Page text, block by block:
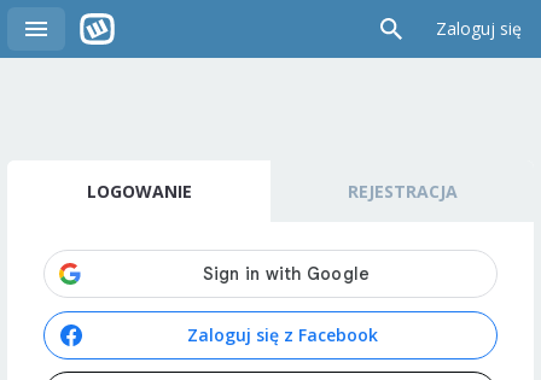
Zaloguj się
LOGOWANIE REJESTRACJA
Zaloguj się z Facebook